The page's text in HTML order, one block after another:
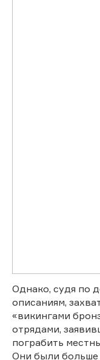
Однако, судя по
описаниям,
«викингами
отрядами,
пограбить
Они были